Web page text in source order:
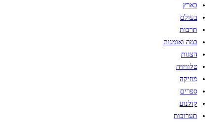
בארץ
בעולם
תרבות
במה ואומנות
הצגות
טלוויזיה
מוזיקה
ספרים
קולנוע
תערוכות